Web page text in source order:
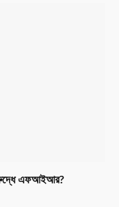
এফআইআর?